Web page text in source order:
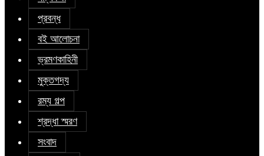
প্রবন্ধ
বই আলোচনা
ভ্রমণকাহিনী
মুক্তগদ্য
রম্য গল্প
শ্রদ্ধা স্মরণ
সংবাদ